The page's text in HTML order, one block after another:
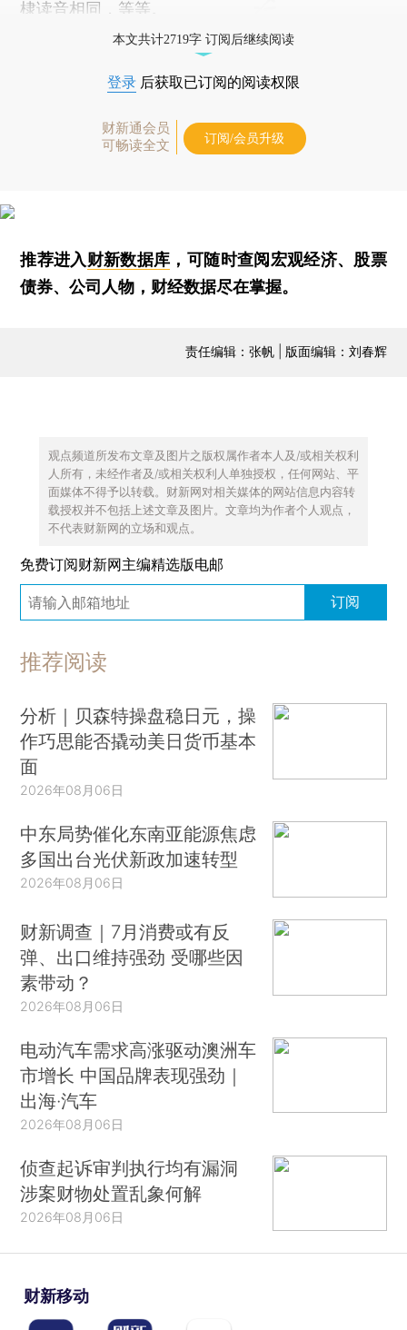
棣读音相同，等等。
本文共计2719字 订阅后继续阅读
登录 后获取已订阅的阅读权限
财新通会员
可畅读全文
订阅/会员升级
推荐进入财新数据库 ，可随时查阅宏观经济、股票
债券、公司人物，财经数据尽在掌握。
责任编辑：张帆 | 版面编辑：刘春辉
观点频道所发布文章及图片之版权属作者本人及/或相关权利
人所有，未经作者及/或相关权利人单独授权，任何网站、平
面媒体不得予以转载。财新网对相关媒体的网站信息内容转
载授权并不包括上述文章及图片。文章均为作者个人观点，
不代表财新网的立场和观点。
免费订阅财新网主编精选版电邮
订阅
推荐阅读
分析｜贝森特操盘稳日元，操
作巧思能否撬动美日货币基本
面
2026年08月06日
中东局势催化东南亚能源焦虑
多国出台光伏新政加速转型
2026年08月06日
财新调查｜7月消费或有反
弹、出口维持强劲 受哪些因
素带动？
2026年08月06日
电动汽车需求高涨驱动澳洲车
市增长 中国品牌表现强劲｜
出海·汽车
2026年08月06日
侦查起诉审判执行均有漏洞
涉案财物处置乱象何解
2026年08月06日
财新移动